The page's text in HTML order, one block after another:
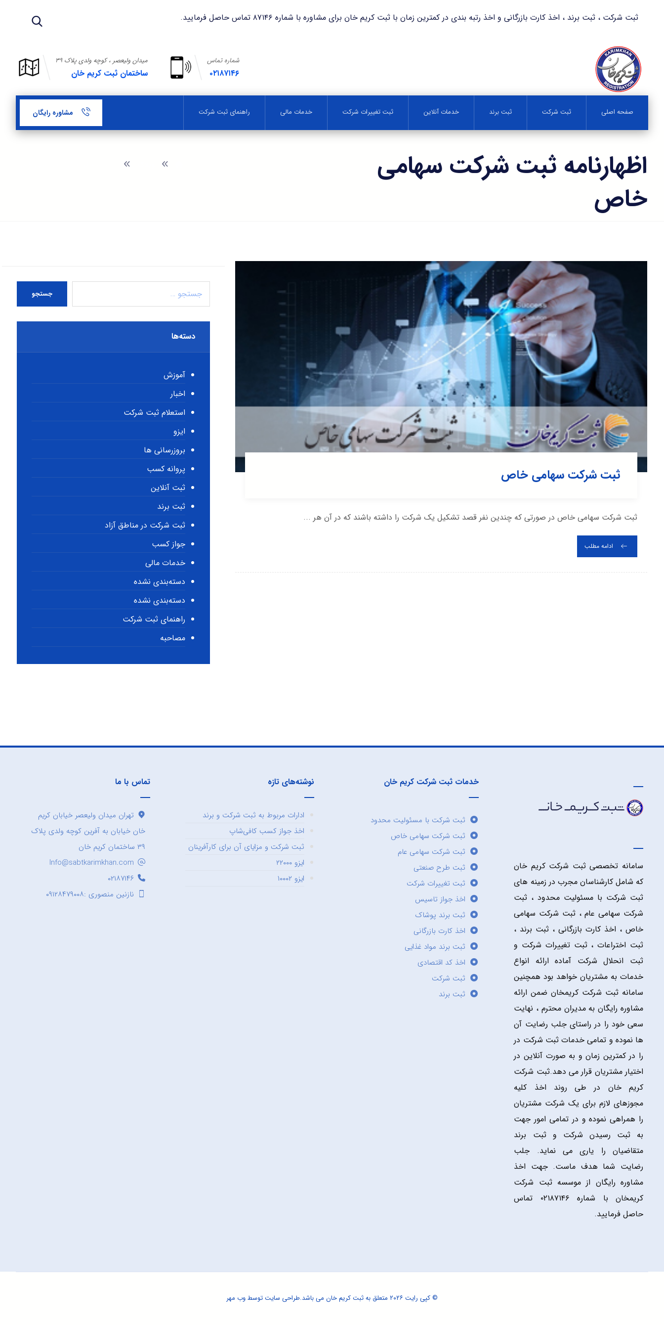
ثبت شرکت ، ثبت برند ، اخذ کارت بازرگانی و اخذ رتبه بندی در کمترین زمان با ثبت کریم خان برای مشاوره با شماره ۸۷۱۴۶ تماس حاصل فرمایید.
میدان ولیعصر ، کوچه ولدی پلاک ۳۹
ساختمان ثبت کریم خان
شماره تماس
۰۲۱۸۷۱۴۶
صفحه اصلی ثبت شرکت ثبت برند خدمات آنلاین ثبت تغییرات شرکت خدمات مالی راهنمای ثبت شرکت مشاوره رایگان
اظهارنامه ثبت شرکت سهامی
خاص
ثبت شرکت سهامی خاص
ثبت شرکت سهامی خاص در صورتی که چندین نفر قصد تشکیل یک شرکت را داشته باشند که در آن هر ...
ادامه مطلب
جستجو
دسته‌ها
آموزش
اخبار
استعلام ثبت شرکت
ایزو
بروزرسانی ها
پروانه کسب
ثبت آنلاین
ثبت برند
ثبت شرکت در مناطق آزاد
جواز کسب
خدمات مالی
دسته‌بندی نشده
دسته‌بندی نشده
راهنمای ثبت شرکت
مصاحبه
سامانه تخصصی ثبت شرکت کریم خان
که شامل کارشناسان مجرب در زمینه های
ثبت شرکت با مسئولیت محدود ، ثبت
شرکت سهامی عام ، ثبت شرکت سهامی
خاص ، اخذ کارت بازرگانی ، ثبت برند ،
ثبت اختراعات ، ثبت تغییرات شرکت و
ثبت انحلال شرکت آماده ارائه انواع
خدمات به مشتریان خواهد بود همچنین
سامانه ثبت شرکت کریمخان ضمن ارائه
مشاوره رایگان به مدیران محترم ، نهایت
سعی خود را در راستای جلب رضایت آن
ها نموده و تمامی خدمات ثبت شرکت در
را در کمترین زمان و به صورت آنلاین در
اختیار مشتریان قرار می دهد.ثبت شرکت
کریم خان در طی روند اخذ کلیه
مجوزهای لازم برای یک شرکت مشتریان
را همراهی نموده و در تمامی امور جهت
به ثبت رسیدن شرکت و ثبت برند
متقاضیان را یاری می نماید. جلب
رضایت شما هدف ماست. جهت اخذ
مشاوره رایگان از موسسه ثبت شرکت
کریمخان با شماره ۰۲۱۸۷۱۴۶ تماس
حاصل فرمایید.
خدمات ثبت شرکت کریم خان
ثبت شرکت با مسئولیت محدود
ثبت شرکت سهامی خاص
ثبت شرکت سهامی عام
ثبت طرح صنعتی
ثبت تغییرات شرکت
اخذ جواز تاسیس
ثبت برند پوشاک
اخذ کارت بازرگانی
ثبت برند مواد غذایی
اخذ کد اقتصادی
ثبت شرکت
ثبت برند
نوشته‌های تازه
ادارات مربوط به ثبت شرکت و برند
اخذ جواز کسب کافی‌شاپ
ثبت شرکت و مزایای آن برای کارآفرینان
ایزو ۲۲۰۰۰
ایزو ۱۰۰۰۲
تماس با ما
تهران میدان ولیعصر خیابان کریم
خان خیابان به آفرین کوچه ولدی پلاک
۳۹ ساختمان کریم خان
Info@sabtkarimkhan.com
۰۲۱۸۷۱۴۶
نازنین منصوری :۰۹۱۲۸۴۷۹۰۰۸
© کپی رایت ۲۰۲۶ متعلق به ثبت کریم خان می باشد. طراحی سایتتوسط وب مهر